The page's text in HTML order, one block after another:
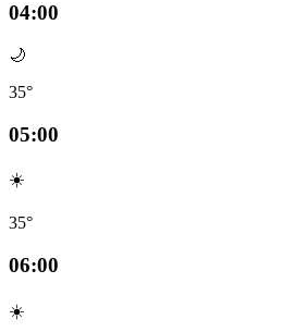
04:00
🌙
35°
05:00
☀️
35°
06:00
☀️